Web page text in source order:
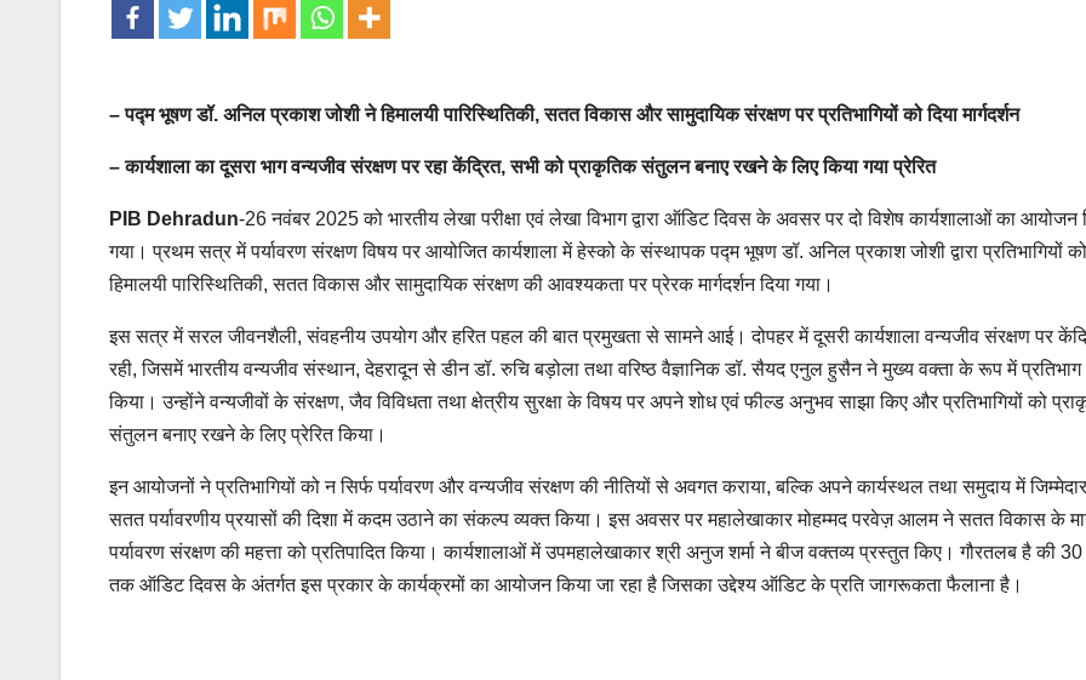
– पद्म भूषण डॉ. अनिल प्रकाश जोशी ने हिमालयी पारिस्थितिकी, सतत विकास और सामुदायिक संरक्षण पर प्रतिभागियों को दिया मार्गदर्शन
– कार्यशाला का दूसरा भाग वन्यजीव संरक्षण पर रहा केंद्रित, सभी को प्राकृतिक संतुलन बनाए रखने के लिए किया गया प्रेरित
PIB Dehradun-26 नवंबर 2025 को भारतीय लेखा परीक्षा एवं लेखा विभाग द्वारा ऑडिट दिवस के अवसर पर दो विशेष कार्यशालाओं का आयोजन
गया। प्रथम सत्र में पर्यावरण संरक्षण विषय पर आयोजित कार्यशाला में हेस्को के संस्थापक पद्म भूषण डॉ. अनिल प्रकाश जोशी द्वारा प्रतिभागियों को
हिमालयी पारिस्थितिकी, सतत विकास और सामुदायिक संरक्षण की आवश्यकता पर प्रेरक मार्गदर्शन दिया गया।
इस सत्र में सरल जीवनशैली, संवहनीय उपयोग और हरित पहल की बात प्रमुखता से सामने आई। दोपहर में दूसरी कार्यशाला वन्यजीव संरक्षण पर
रही, जिसमें भारतीय वन्यजीव संस्थान, देहरादून से डीन डॉ. रुचि बड़ोला तथा वरिष्ठ वैज्ञानिक डॉ. सैयद एनुल हुसैन ने मुख्य वक्ता के रूप में प्रतिभाग
किया। उन्होंने वन्यजीवों के संरक्षण, जैव विविधता तथा क्षेत्रीय सुरक्षा के विषय पर अपने शोध एवं फील्ड अनुभव साझा किए और प्रतिभागियों को
संतुलन बनाए रखने के लिए प्रेरित किया।
इन आयोजनों ने प्रतिभागियों को न सिर्फ पर्यावरण और वन्यजीव संरक्षण की नीतियों से अवगत कराया, बल्कि अपने कार्यस्थल तथा समुदाय में
सतत पर्यावरणीय प्रयासों की दिशा में कदम उठाने का संकल्प व्यक्त किया। इस अवसर पर महालेखाकार मोहम्मद परवेज़ आलम ने सतत विकास के
पर्यावरण संरक्षण की महत्ता को प्रतिपादित किया। कार्यशालाओं में उपमहालेखाकार श्री अनुज शर्मा ने बीज वक्तव्य प्रस्तुत किए। गौरतलब है की 30
तक ऑडिट दिवस के अंतर्गत इस प्रकार के कार्यक्रमों का आयोजन किया जा रहा है जिसका उद्देश्य ऑडिट के प्रति जागरूकता फैलाना है।